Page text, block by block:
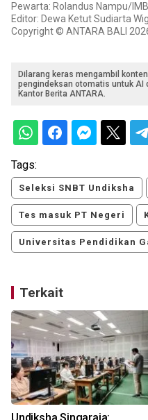
Pewarta: Rolandus Nampu/
Editor: Dewa Ketut Sudiarta
Copyright © ANTARA BALI
Dilarang keras mengambil
pengindeksan otomatis untuk AI
Kantor Berita ANTARA.
Tags:
Seleksi SNBT Undiksha
Tes masuk PT Negeri
Universitas Pendidikan
Terkait